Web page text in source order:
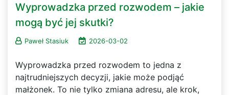
Wyprowadzka przed rozwodem – jakie
mogą być jej skutki?
Paweł Stasiuk 2026-03-02
Wyprowadzka przed rozwodem to jedna z
najtrudniejszych decyzji, jakie może podjąć
małżonek. To nie tylko zmiana adresu, ale krok,